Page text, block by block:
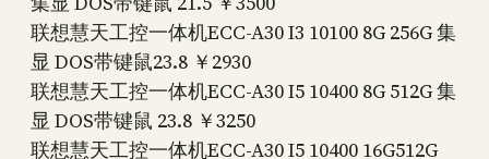
联想慧天工控一体机ECC-A30 I3 10100 8G 256G 集
显 DOS带键鼠23.8 ￥2930
联想慧天工控一体机ECC-A30 I5 10400 8G 512G 集
显 DOS带键鼠 23.8 ￥3250
联想慧天工控一体机ECC-A30 I5 10400 16G512G